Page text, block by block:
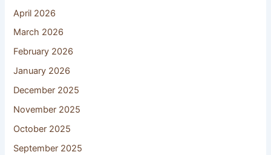
April 2026
March 2026
February 2026
January 2026
December 2025
November 2025
October 2025
September 2025